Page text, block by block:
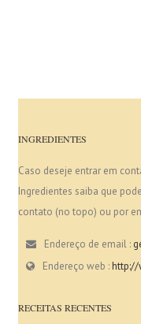
INGREDIENTES
Caso deseje entrar em
Ingredientes saiba que
contato (no topo) ou por
Endereço de email :
Endereço web :http://
RECEITAS RECENTES